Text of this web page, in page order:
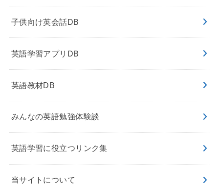
子供向け英会話DB
英語学習アプリDB
英語教材DB
みんなの英語勉強体験談
英語学習に役立つリンク集
当サイトについて